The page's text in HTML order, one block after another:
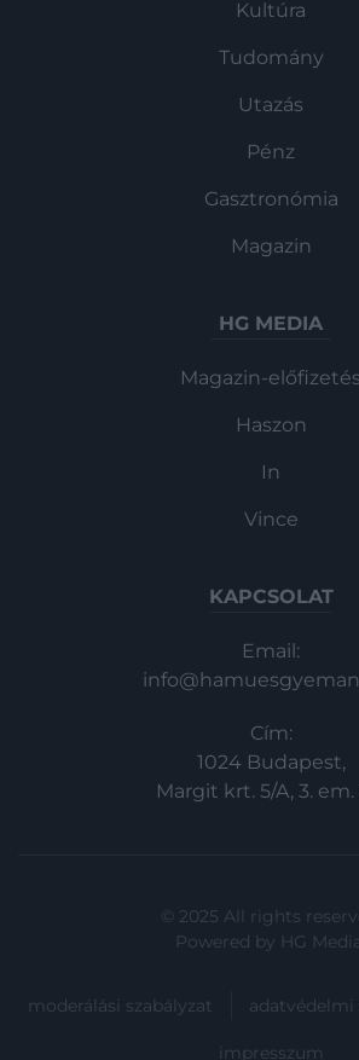
Kultúra
Tudomány
Utazás
Pénz
Gasztronómia
Magazin
HG MEDIA
Magazin-előfizetés
Haszon
In
Vince
KAPCSOLAT
Email:
Cím:
1024 Budapest,
Margit krt. 5/A, 3. em.
© 2025 All rights
Powered by HG
moderálási szabályzat adatvédelmi
impresszum